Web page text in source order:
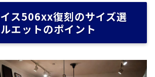
ス506xx復刻のサイズ選
エットのポイント